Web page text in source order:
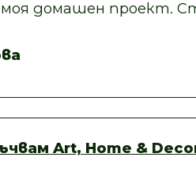
моя домашен
Art, Home &